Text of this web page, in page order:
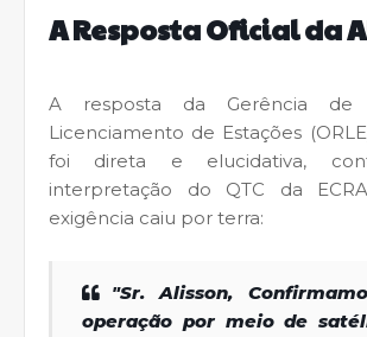
A Resposta Oficial da
A resposta da Gerência de
Licenciamento de Estações
foi direta e elucidativa,
interpretação do QTC da
exigência caiu por terra:
"Sr. Alisson,
operação por meio de